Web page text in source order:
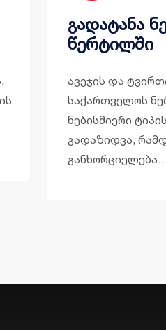
გადატანა
წერტილში
ავეჯის და
საქართველოს
ნებისმიერი
გადაზიდვა,
განხორციელება...